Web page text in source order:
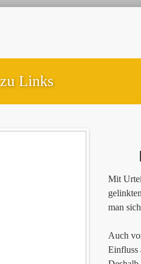
Links
Mit
man
Auch
Einfluss